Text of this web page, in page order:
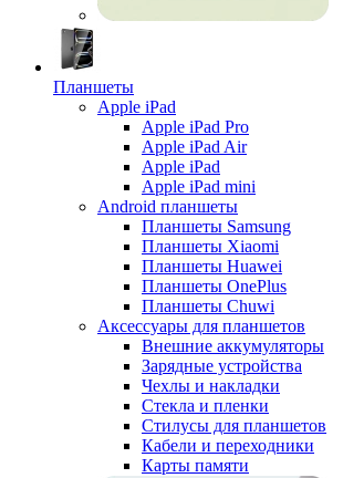
Планшеты
Apple iPad
Apple iPad Pro
Apple iPad Air
Apple iPad
Apple iPad mini
Android планшеты
Планшеты Samsung
Планшеты Xiaomi
Планшеты Huawei
Планшеты OnePlus
Планшеты Chuwi
Аксессуары для планшетов
Внешние аккумуляторы
Зарядные устройства
Чехлы и накладки
Стекла и пленки
Стилусы для планшетов
Кабели и переходники
Карты памяти